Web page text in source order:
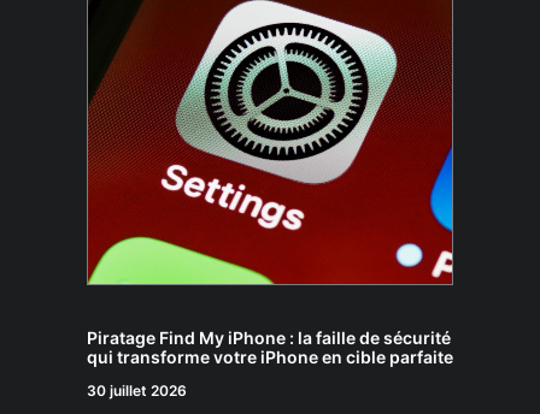
Piratage Find My iPhone : la faille de sécurité
qui transforme votre iPhone en cible parfaite
30 juillet 2026